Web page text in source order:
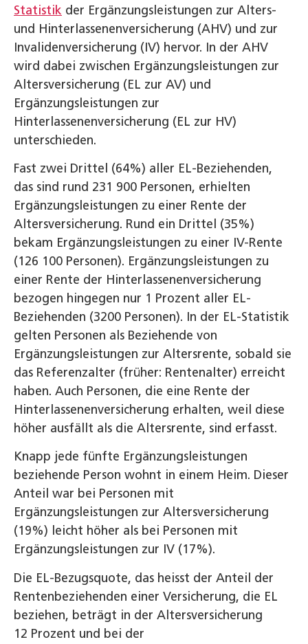
Statistik der Ergänzungsleistungen zur Alters-
und Hinterlassenenversicherung (AHV) und zur
Invalidenversicherung (IV) hervor. In der AHV
wird dabei zwischen Ergänzungsleistungen zur
Altersversicherung (EL zur AV) und
Ergänzungsleistungen zur
Hinterlassenenversicherung (EL zur HV)
unterschieden.
Fast zwei Drittel (64%) aller EL-Beziehenden,
das sind rund 231 900 Personen, erhielten
Ergänzungsleistungen zu einer Rente der
Altersversicherung. Rund ein Drittel (35%)
bekam Ergänzungsleistungen zu einer IV-Rente
(126 100 Personen). Ergänzungsleistungen zu
einer Rente der Hinterlassenenversicherung
bezogen hingegen nur 1 Prozent aller EL-
Beziehenden (3200 Personen). In der EL-Statistik
gelten Personen als Beziehende von
Ergänzungsleistungen zur Altersrente, sobald sie
das Referenzalter (früher: Rentenalter) erreicht
haben. Auch Personen, die eine Rente der
Hinterlassenenversicherung erhalten, weil diese
höher ausfällt als die Altersrente, sind erfasst.
Knapp jede fünfte Ergänzungsleistungen
beziehende Person wohnt in einem Heim. Dieser
Anteil war bei Personen mit
Ergänzungsleistungen zur Altersversicherung
(19%) leicht höher als bei Personen mit
Ergänzungsleistungen zur IV (17%).
Die EL-Bezugsquote, das heisst der Anteil der
Rentenbeziehenden einer Versicherung, die EL
beziehen, beträgt in der Altersversicherung
12 Prozent und bei der